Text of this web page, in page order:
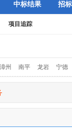
中标结果 招
项目追踪
漳州 南平 龙岩 宁德